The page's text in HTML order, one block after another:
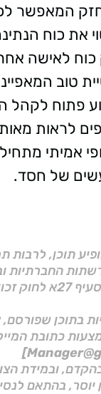
חזק המאפשר
את כוח
לאישה
טוב
פתוח לקהל
לראות מאות
אמיתי
של חסד.
תוכן, לרבות
החברתיות
בהתאם להוראות סעיף
בתוכן שפורסם,
כתובת
ובמידת
יוסר, בהתאם